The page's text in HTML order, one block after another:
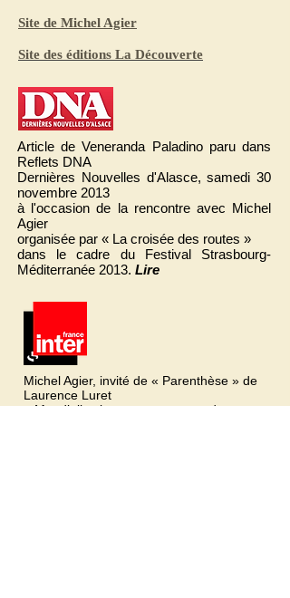
Site de Michel Agier
Site des éditions La Découverte
Article de Veneranda Paladino paru dans
Reflets DNA
Dernières Nouvelles d'Alasce, samedi 30
novembre 2013
à l'occasion de la rencontre avec Michel
Agier
organisée par « La croisée des routes »
dans le cadre du Festival Strasbourg-
Méditerranée 2013. Lire
Michel Agier, invité de « Parenthèse » de
Laurence Luret
« Mondialisation: sommes-nous des